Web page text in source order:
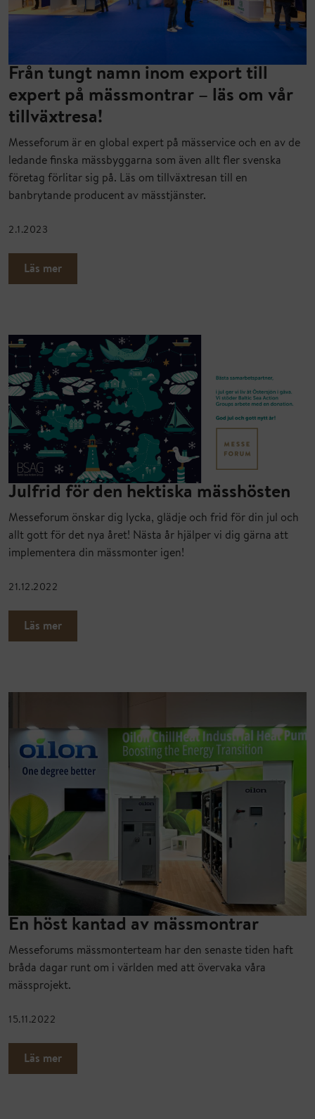
Från tungt namn inom export till
expert på mässmontrar – läs om vår
tillväxtresa!
Messeforum är en global expert på mässervice och en av de
ledande finska mässbyggarna som även allt fler svenska
företag förlitar sig på. Läs om tillväxtresan till en
banbrytande producent av mässtjänster.
2.1.2023
Läs mer
Julfrid för den hektiska mässhösten
Messeforum önskar dig lycka, glädje och frid för din jul och
allt gott för det nya året! Nästa år hjälper vi dig gärna att
implementera din mässmonter igen!
21.12.2022
Läs mer
En höst kantad av mässmontrar
Messeforums mässmonterteam har den senaste tiden haft
bråda dagar runt om i världen med att övervaka våra
mässprojekt.
15.11.2022
Läs mer